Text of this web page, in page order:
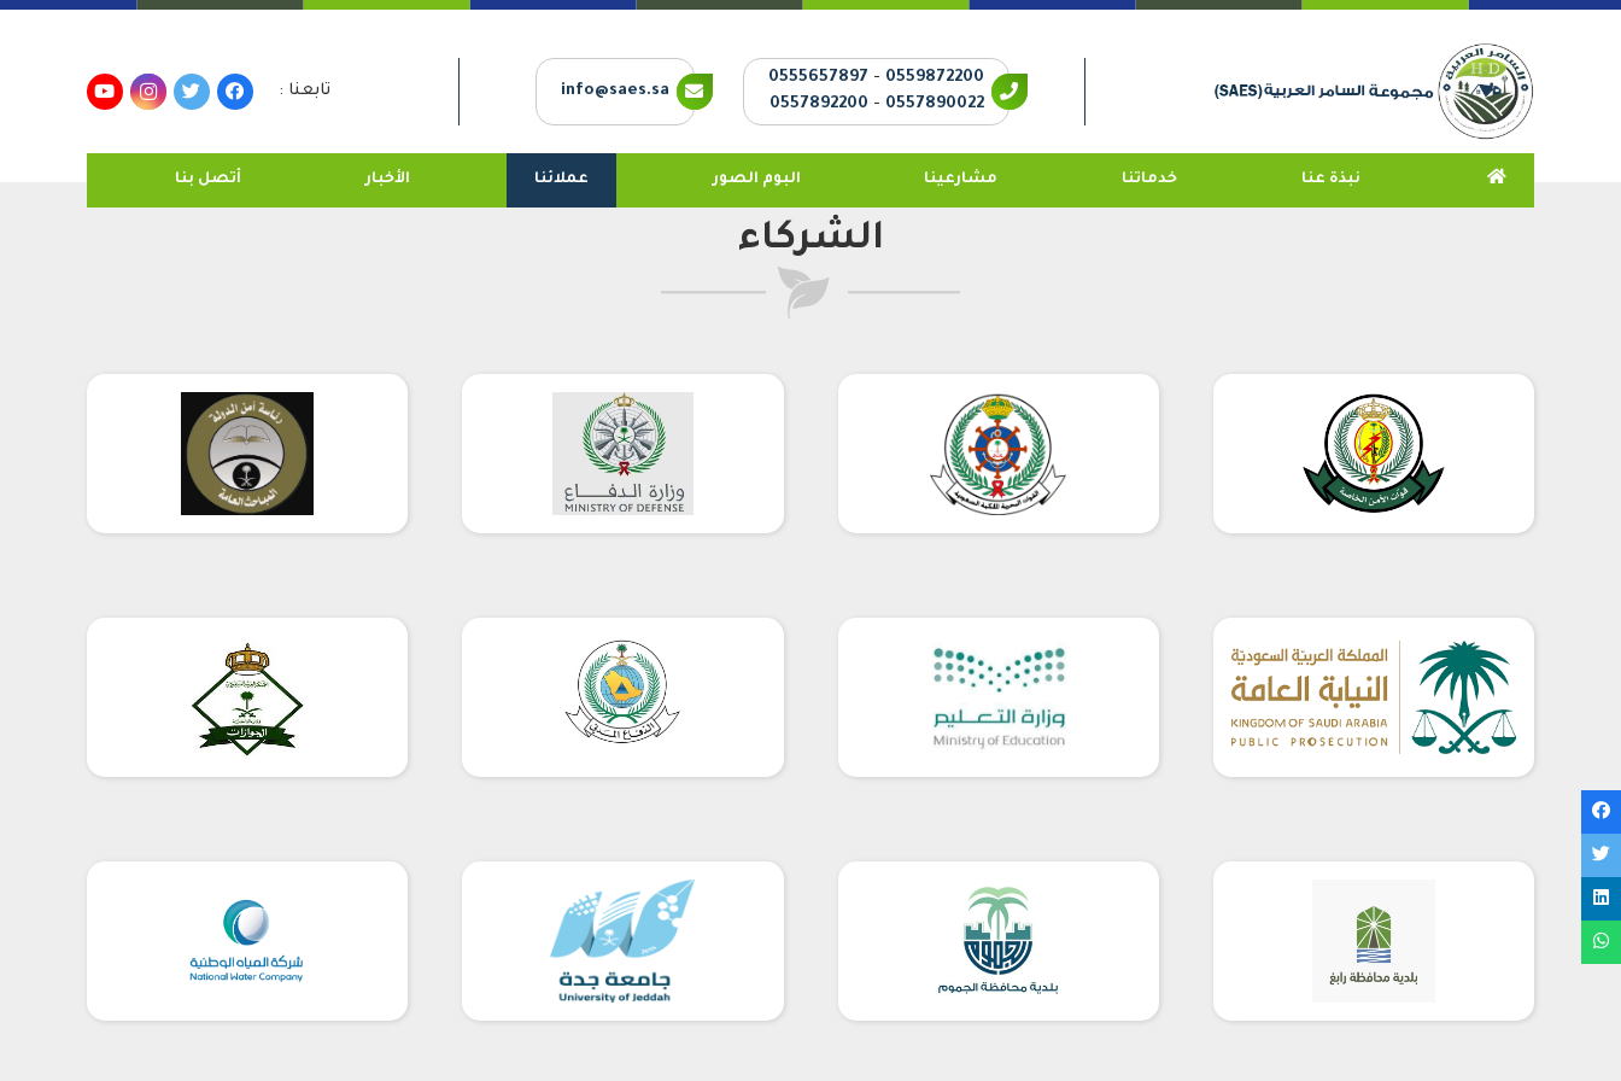
0559872200
-
0555657897
0557890022
-
0557892200
info@saes.sa تابعنا :
نبذة عنا خدماتنا مشارعينا البوم الصور عملائنا الأخبار أتصل بنا
الشركاء